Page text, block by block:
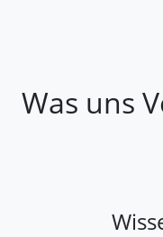
Was uns